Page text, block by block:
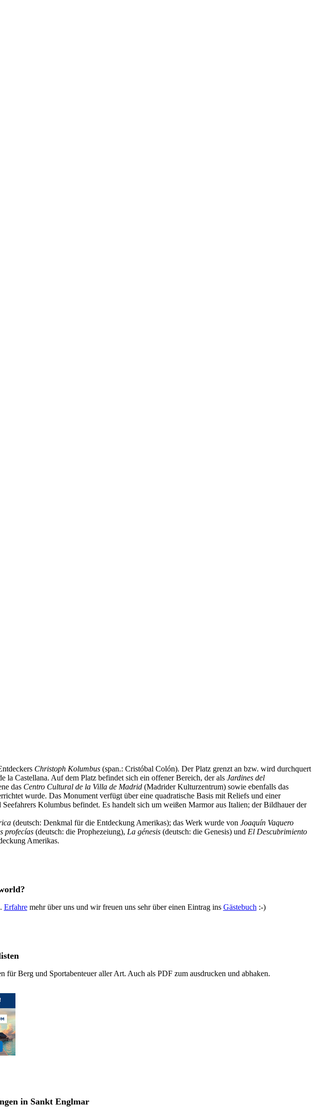
Christoph Kolumbus (span.: Cristóbal Colón). Der Platz grenzt an bzw. wird durchquert
la Castellana. Auf dem Platz befindet sich ein offener Bereich, der als Jardines del
das Centro Cultural de la Villa de Madrid (Madrider Kulturzentrum) sowie ebenfalls das
wurde. Das Monument verfügt über eine quadratische Basis mit Reliefs und einer
Kolumbus befindet. Es handelt sich um weißen Marmor aus Italien; der Bildhauer der
(deutsch: Denkmal für die Entdeckung Amerikas); das Werk wurde von Joaquín Vaquero
profecías (deutsch: die Prophezeiung), La génesis (deutsch: die Genesis) und El Descubrimiento
Amerikas.
Erfahremehr über uns und wir freuen uns sehr über einen Eintrag ins Gästebuch :-)
für Berg und Sportabenteuer aller Art. Auch als PDF zum ausdrucken und abhaken.
in Sankt Englmar